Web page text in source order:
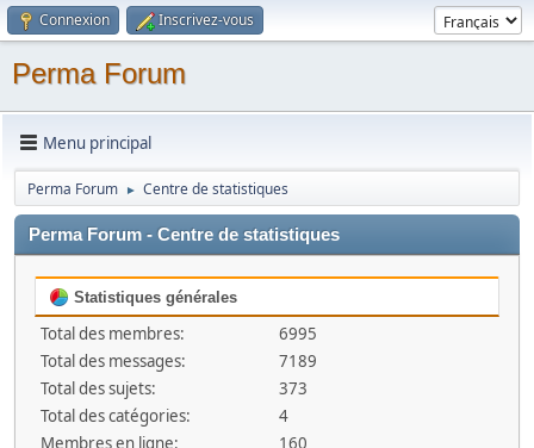
Connexion Inscrivez-vous
Perma Forum
Menu principal
Perma Forum ► Centre de statistiques
Perma Forum - Centre de statistiques
Statistiques générales
Total des membres:
6995
Total des messages:
7189
Total des sujets:
373
Total des catégories:
4
Membres en ligne:
160